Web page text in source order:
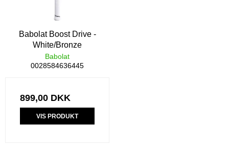
Babolat Boost Drive -
White/Bronze
Babolat
0028584636445
899,00 DKK
VIS PRODUKT